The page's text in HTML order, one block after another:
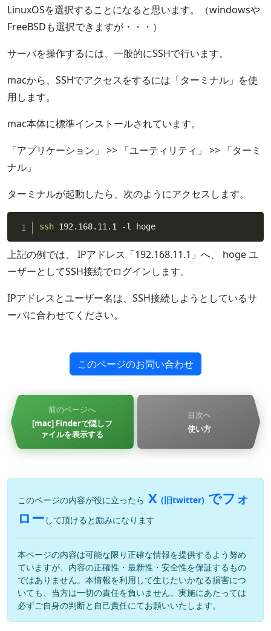
LinuxOSを選択することになると思います。（windowsや
FreeBSDも選択できますが・・・）
サーバを操作するには、一般的にSSHで行います。
macから、SSHでアクセスをするには「ターミナル」を使
用します。
mac本体に標準インストールされています。
「アプリケーション」 >> 「ユーティリティ」 >> 「ターミ
ナル」
ターミナルが起動したら、次のようにアクセスします。
ssh 192.168.11.1 -l hoge
上記の例では、 IPアドレス「192.168.11.1」へ、 hoge ユ
ーザーとしてSSH接続でログインします。
IPアドレスとユーザー名は、SSH接続しようとしているサ
ーバに合わせてください。
このページのお問い合わせ
前のページへ
[mac] Finderで隠しフ
ァイルを表示する
目次へ
使い方
このページの内容が役に立ったら X (旧twitter) でフォ
ロー して頂けると励みになります
本ページの内容は可能な限り正確な情報を提供するよう努め
ていますが、内容の正確性・最新性・安全性を保証するもの
ではありません。本情報を利用して生じたいかなる損害につ
いても、当方は一切の責任を負いません。実施にあたっては
必ずご自身の判断と自己責任にてお願いいたします。